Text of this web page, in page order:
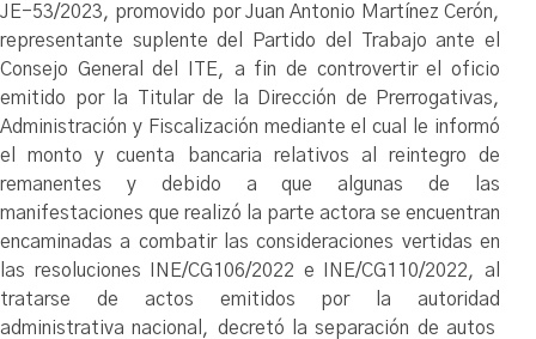
JE-53/2023, promovido por Juan Antonio Martínez Cerón,
representante suplente del Partido del Trabajo ante el
Consejo General del ITE, a fin de controvertir el oficio
emitido por la Titular de la Dirección de Prerrogativas,
Administración y Fiscalización mediante el cual le informó
el monto y cuenta bancaria relativos al reintegro de
remanentes y debido a que algunas de las
manifestaciones que realizó la parte actora se encuentran
encaminadas a combatir las consideraciones vertidas en
las resoluciones INE/CG106/2022 e INE/CG110/2022, al
tratarse de actos emitidos por la autoridad
administrativa nacional, decretó la separación de autos